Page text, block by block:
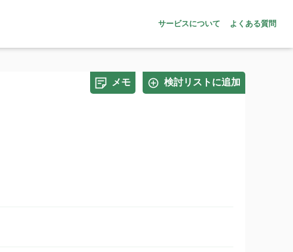
サービスについて よくある質問
メモ 検討リストに追加